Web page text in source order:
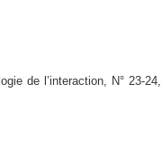
de l’interaction, N° 23-24,